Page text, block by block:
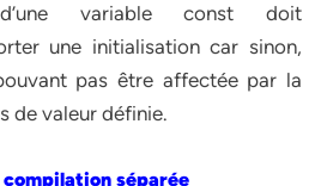
variable const doit
une initialisation car sinon,
pas être affectée par la
de valeur définie.
séparée